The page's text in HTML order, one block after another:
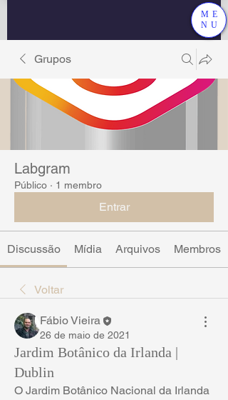
ME
NU
Grupos
Labgram
Público · 1 membro
Entrar
Discussão Mídia Arquivos Membros
Voltar
Fábio Vieira
26 de maio de 2021
Jardim Botânico da Irlanda |
Dublin
O Jardim Botânico Nacional da Irlanda